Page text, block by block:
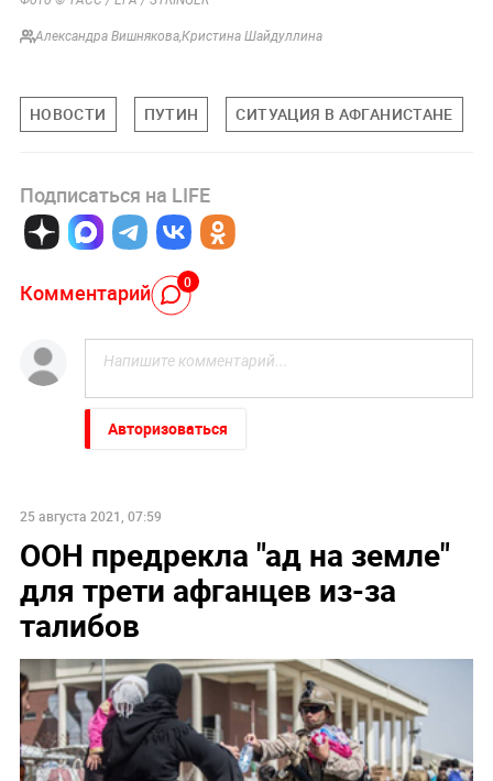
Александра Вишнякова,Кристина Шайдуллина
НОВОСТИ ПУТИН СИТУАЦИЯ В АФГАНИСТАНЕ
Подписаться на LIFE
Комментарий 0
Авторизоваться
25 августа 2021, 07:59
ООН предрекла "ад на земле"
для трети афганцев из-за
талибов